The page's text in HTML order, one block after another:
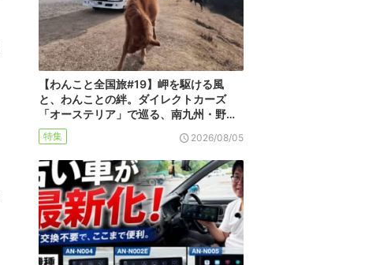
【わんこと全国旅#19】岬を駆ける風
と、わんことの絆。ダイレクトカーズ
「オーステリア」で巡る、南九州・野…
特集 2026/08/05